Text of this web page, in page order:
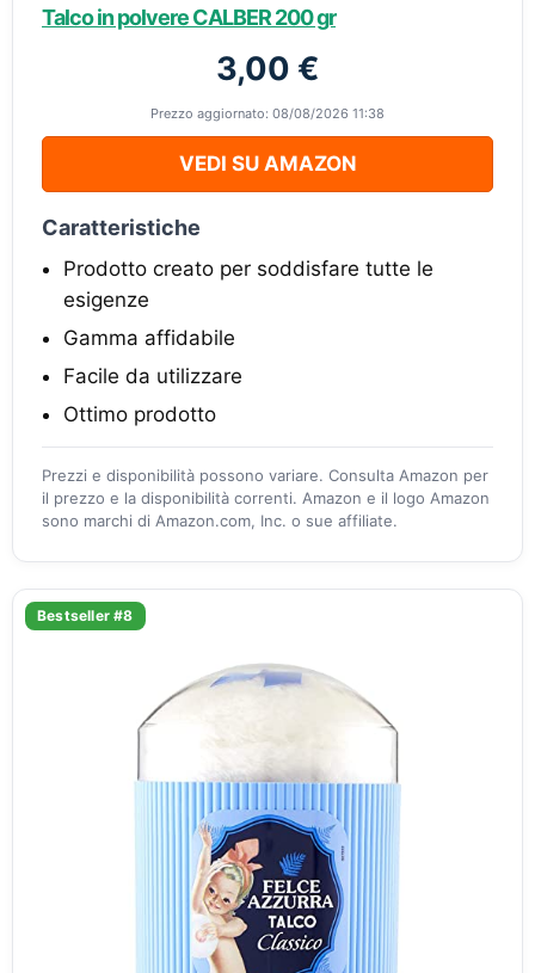
Talco in polvere CALBER 200 gr
3,00 €
Prezzo aggiornato: 08/08/2026 11:38
VEDI SU AMAZON
Caratteristiche
Prodotto creato per soddisfare tutte le
esigenze
Gamma affidabile
Facile da utilizzare
Ottimo prodotto
Prezzi e disponibilità possono variare. Consulta Amazon per
il prezzo e la disponibilità correnti. Amazon e il logo Amazon
sono marchi di Amazon.com, Inc. o sue affiliate.
Bestseller #8